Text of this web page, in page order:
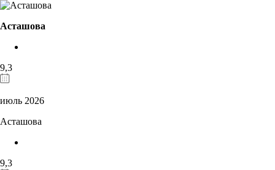
Асташова
9,3
июль 2026
Асташова
9,3